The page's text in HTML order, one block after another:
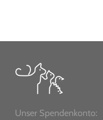
Unser Spendenkonto: